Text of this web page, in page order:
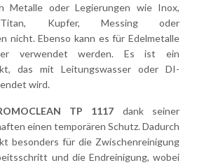
Metalle oder Legierungen wie Inox,
Titan, Kupfer, Messing oder
nicht. Ebenso kann es für Edelmetalle
verwendet werden. Es ist ein
das mit Leitungswasser oder DI-
wird.
TP 1117 dank seiner
einen temporären Schutz. Dadurch
besonders für die Zwischenreinigung
und die Endreinigung, wobei